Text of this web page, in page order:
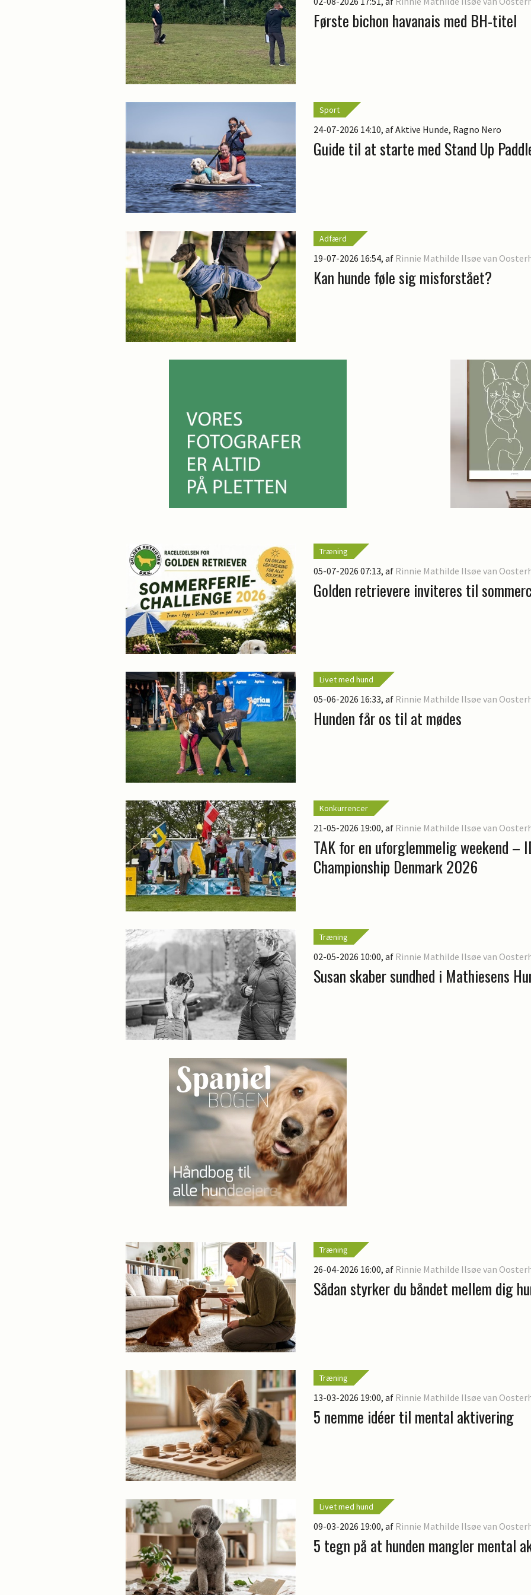
Første bichon havanais med BH-titel
Sport
24-07-2026 14:10, af Aktive Hunde, Ragno Nero
Guide til at starte med Stand Up
Adfærd
19-07-2026 16:54, af Rinnie Mathilde Ilsøe van
Kan hunde føle sig misforstået?
Træning
05-07-2026 07:13, af Rinnie Mathilde Ilsøe van
Golden retrievere inviteres til
Livet med hund
05-06-2026 16:33, af Rinnie Mathilde Ilsøe van
Hunden får os til at mødes
Konkurrencer
21-05-2026 19:00, af Rinnie Mathilde Ilsøe van
TAK for en uforglemmelig weekend –
Championship Denmark 2026
Træning
02-05-2026 10:00, af Rinnie Mathilde Ilsøe van
Susan skaber sundhed i Mathiesens
Træning
26-04-2026 16:00, af Rinnie Mathilde Ilsøe van
Sådan styrker du båndet mellem dig
Træning
13-03-2026 19:00, af Rinnie Mathilde Ilsøe van
5 nemme idéer til mental aktivering
Livet med hund
09-03-2026 19:00, af Rinnie Mathilde Ilsøe van
5 tegn på at hunden mangler mental